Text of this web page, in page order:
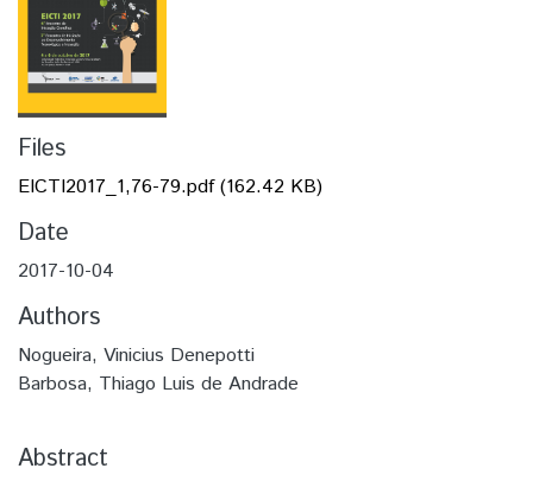
Files
EICTI2017_1,76-79.pdf(162.42 KB)
Date
2017-10-04
Authors
Nogueira, Vinicius Denepotti
Barbosa, Thiago Luis de Andrade
Abstract